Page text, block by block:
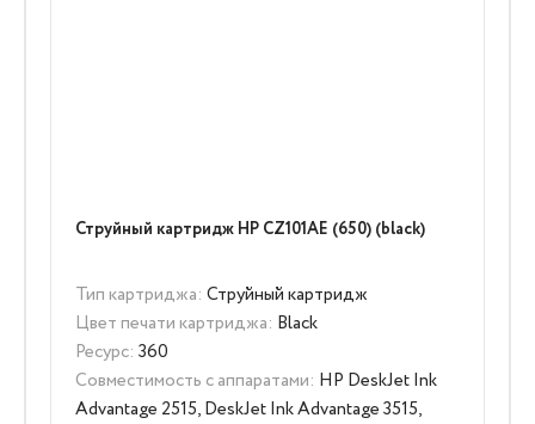
Струйный картридж HP CZ101AE (650) (black)
Тип картриджа: Струйный картридж
Цвет печати картриджа: Black
Ресурс: 360
Совместимость с аппаратами: HP DeskJet Ink
Advantage 2515, DeskJet Ink Advantage 3515,